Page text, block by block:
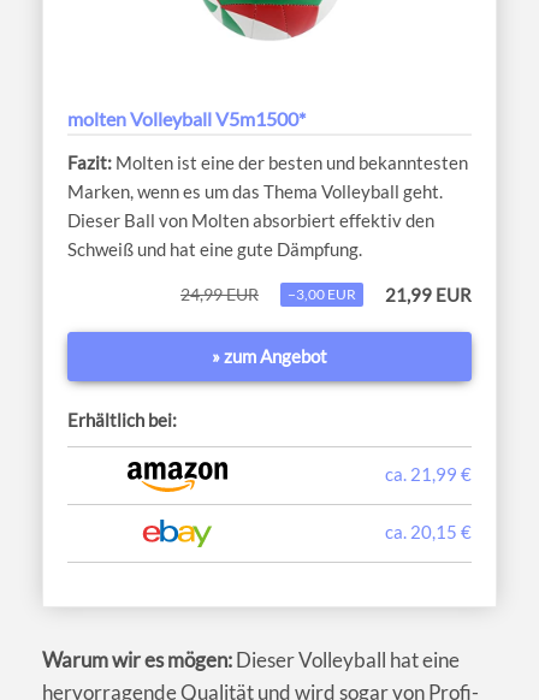
molten Volleyball V5m1500*
Molten ist eine der besten und bekanntesten
Marken, wenn es um das Thema Volleyball geht.
Dieser Ball von Molten absorbiert effektiv den
Schweiß und hat eine gute Dämpfung.
24,99 EUR −3,00 EUR 21,99 EUR
» zum Angebot
Erhältlich bei:
ca. 21,99 €
ca. 20,15 €
Warum wir es mögen:Dieser Volleyball hat eine
hervorragende Qualität und wird sogar von Profi-